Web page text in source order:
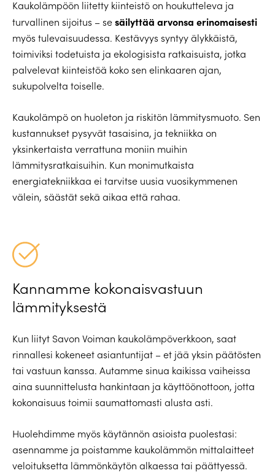
Kaukolämpöön liitetty kiinteistö on houkutteleva ja
turvallinen sijoitus – sesäilyttää arvonsa erinomaisesti
myös tulevaisuudessa. Kestävyys syntyy älykkäistä,
toimiviksi todetuista ja ekologisista ratkaisuista, jotka
palvelevat kiinteistöä koko sen elinkaaren ajan,
sukupolvelta toiselle.
Kaukolämpö on huoleton ja riskitön lämmitysmuoto. Sen
kustannukset pysyvät tasaisina, ja tekniikka on
yksinkertaista verrattuna moniin muihin
lämmitysratkaisuihin. Kun monimutkaista
energiatekniikkaa ei tarvitse uusia vuosikymmenen
välein, säästät sekä aikaa että rahaa.
Kannamme kokonaisvastuun
lämmityksestä
Kun liityt Savon Voiman kaukolämpöverkkoon, saat
rinnallesi kokeneet asiantuntijat – et jää yksin päätösten
tai vastuun kanssa. Autamme sinua kaikissa vaiheissa
aina suunnittelusta hankintaan ja käyttöönottoon, jotta
kokonaisuus toimii saumattomasti alusta asti.
Huolehdimme myös käytännön asioista puolestasi:
asennamme ja poistamme kaukolämmön mittalaitteet
veloituksetta lämmönkäytön alkaessa tai päättyessä.